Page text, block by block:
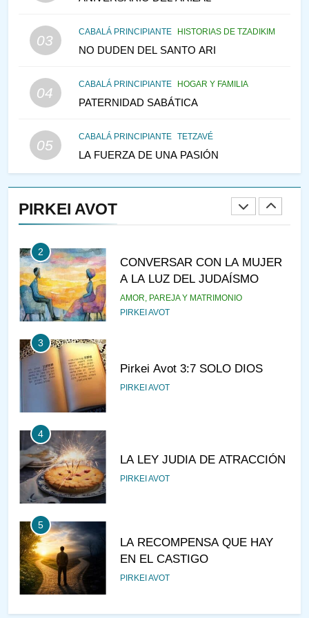
03
CABALÁ PRINCIPIANTE HISTORIAS DE TZADIKIM
NO DUDEN DEL SANTO ARI
04
CABALÁ PRINCIPIANTE HOGAR Y FAMILIA
PATERNIDAD SABÁTICA
05
CABALÁ PRINCIPIANTE TETZAVÉ
LA FUERZA DE UNA PASIÓN
PIRKEI AVOT
TEMPLO Y LA ALEGRÍA EN
VEAMOS ¿POR QUÉ
IEHOSHÚA? Y LA QUEJA DE
1
RAZI ¿QUIÉN ES SABIO?
2
CONVERSAR CON LA MUJER
A LA LUZ DEL JUDAÍSMO
AMOR, PAREJA Y MATRIMONIO
PIRKEI AVOT
3
Pirkei Avot 3:7 SOLO DIOS
PIRKEI AVOT
4
LA LEY JUDIA DE ATRACCIÓN
PIRKEI AVOT
5
LA RECOMPENSA QUE HAY
EN EL CASTIGO
PIRKEI AVOT
6